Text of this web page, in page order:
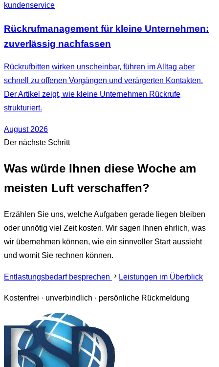
kundenservice
Rückrufmanagement für kleine Unternehmen:
zuverlässig nachfassen
Rückrufbitten wirken unscheinbar, führen im Alltag aber
schnell zu offenen Vorgängen und verärgerten Kontakten.
Der Artikel zeigt, wie kleine Unternehmen Rückrufe
strukturiert.
August 2026
Der nächste Schritt
Was würde Ihnen diese Woche am
meisten Luft verschaffen?
Erzählen Sie uns, welche Aufgaben gerade liegen bleiben
oder unnötig viel Zeit kosten. Wir sagen Ihnen ehrlich, was
wir übernehmen können, wie ein sinnvoller Start aussieht
und womit Sie rechnen können.
Entlastungsbedarf besprechen Leistungen im Überblick
Kostenfrei · unverbindlich · persönliche Rückmeldung